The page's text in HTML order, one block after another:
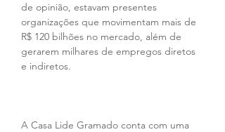
de opinião, estavam presentes
organizações que movimentam mais de
R$ 120 bilhões no mercado, além de
gerarem milhares de empregos diretos
e indiretos.
A Casa Lide Gramado conta com uma